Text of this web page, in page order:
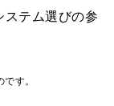
ステム選びの参
す。